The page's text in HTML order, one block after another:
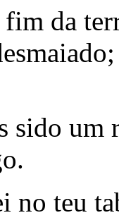
fim da
sido um
no teu